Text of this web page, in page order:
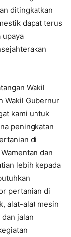
ditingkatkan
dapat terus
upaya
Wakil
Wakil Gubernur
kami untuk
peningkatan
di
dan
lebih kepada
pertanian di
alat-alat mesin
jalan